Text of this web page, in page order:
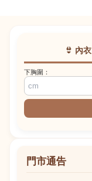
👙 內衣
下胸圍：
門市通告